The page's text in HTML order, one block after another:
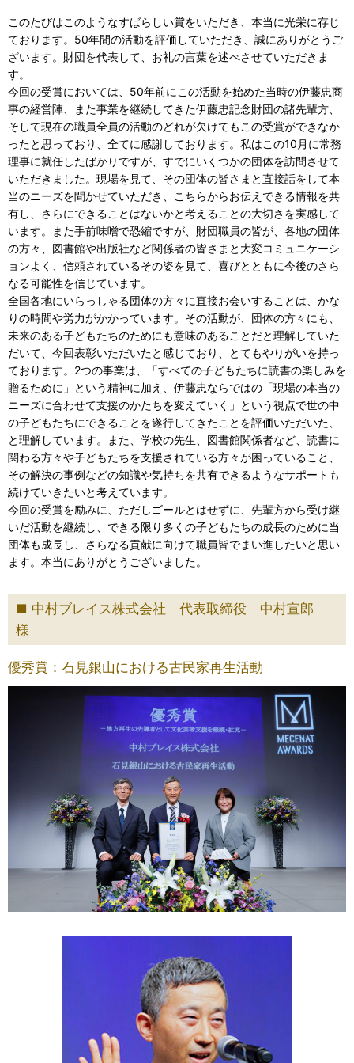
このたびはこのようなすばらしい賞をいただき、本当に光栄に存じ
ております。50年間の活動を評価していただき、誠にありがとうご
ざいます。財団を代表して、お礼の言葉を述べさせていただきま
す。
今回の受賞においては、50年前にこの活動を始めた当時の伊藤忠商
事の経営陣、また事業を継続してきた伊藤忠記念財団の諸先輩方、
そして現在の職員全員の活動のどれが欠けてもこの受賞ができなか
ったと思っており、全てに感謝しております。私はこの10月に常務
理事に就任したばかりですが、すでにいくつかの団体を訪問させて
いただきました。現場を見て、その団体の皆さまと直接話をして本
当のニーズを聞かせていただき、こちらからお伝えできる情報を共
有し、さらにできることはないかと考えることの大切さを実感して
います。また手前味噌で恐縮ですが、財団職員の皆が、各地の団体
の方々、図書館や出版社など関係者の皆さまと大変コミュニケーシ
ョンよく、信頼されているその姿を見て、喜びとともに今後のさら
なる可能性を信じています。
全国各地にいらっしゃる団体の方々に直接お会いすることは、かな
りの時間や労力がかかっています。その活動が、団体の方々にも、
未来のある子どもたちのためにも意味のあることだと理解していた
だいて、今回表彰いただいたと感じており、とてもやりがいを持っ
ております。2つの事業は、「すべての子どもたちに読書の楽しみを
贈るために」という精神に加え、伊藤忠ならではの「現場の本当の
ニーズに合わせて支援のかたちを変えていく」という視点で世の中
の子どもたちにできることを遂行してきたことを評価いただいた、
と理解しています。また、学校の先生、図書館関係者など、読書に
関わる方々や子どもたちを支援されている方々が困っていること、
その解決の事例などの知識や気持ちを共有できるようなサポートも
続けていきたいと考えています。
今回の受賞を励みに、ただしゴールとはせずに、先輩方から受け継
いだ活動を継続し、できる限り多くの子どもたちの成長のために当
団体も成長し、さらなる貢献に向けて職員皆でまい進したいと思い
ます。本当にありがとうございました。
中村ブレイス株式会社 代表取締役 中村宣郎
様
優秀賞：石見銀山における古民家再生活動